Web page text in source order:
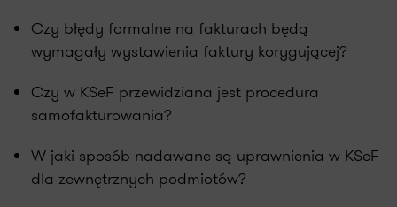
Czy błędy formalne na fakturach będą
wymagały wystawienia faktury korygującej?
Czy w KSeF przewidziana jest procedura
samofakturowania?
W jaki sposób nadawane są uprawnienia w KSeF
dla zewnętrznych podmiotów?